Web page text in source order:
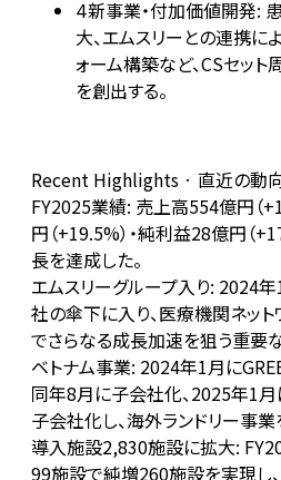
4新事業・付加価値開発:
大、エムスリーとの連携に
ォーム構築など、CSセッ
を創出する。
Recent Highlights · 直近の動
FY2025業績: 売上高554億円（
円（+19.5%）・純利益28億円（
長を達成した。
エムスリーグループ入り: 2024
社の傘下に入り、医療機関ネッ
でさらなる成長加速を狙う重要
ベトナム事業: 2024年1月に
同年8月に子会社化、2025年1
子会社化し、海外ランドリー事業
導入施設2,830施設に拡大:
99施設で純増260施設を実現し